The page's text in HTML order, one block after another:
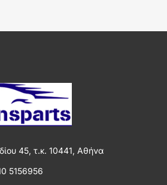
45, τ.κ. 10441, Αθήνα
5156956